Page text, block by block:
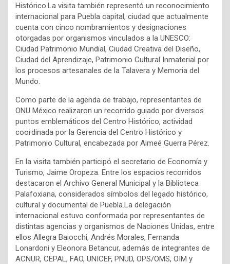
Histórico.La visita también representó un reconocimiento
internacional para Puebla capital, ciudad que actualmente
cuenta con cinco nombramientos y designaciones
otorgadas por organismos vinculados a la UNESCO:
Ciudad Patrimonio Mundial, Ciudad Creativa del Diseño,
Ciudad del Aprendizaje, Patrimonio Cultural Inmaterial por
los procesos artesanales de la Talavera y Memoria del
Mundo.
Como parte de la agenda de trabajo, representantes de
ONU México realizaron un recorrido guiado por diversos
puntos emblemáticos del Centro Histórico, actividad
coordinada por la Gerencia del Centro Histórico y
Patrimonio Cultural, encabezada por Aimeé Guerra Pérez.
En la visita también participó el secretario de Economía y
Turismo, Jaime Oropeza. Entre los espacios recorridos
destacaron el Archivo General Municipal y la Biblioteca
Palafoxiana, considerados símbolos del legado histórico,
cultural y documental de Puebla.La delegación
internacional estuvo conformada por representantes de
distintas agencias y organismos de Naciones Unidas, entre
ellos Allegra Baiocchi, Andrés Morales, Fernanda
Lonardoni y Eleonora Betancur, además de integrantes de
ACNUR, CEPAL, FAO, UNICEF, PNUD, OPS/OMS, OIM y